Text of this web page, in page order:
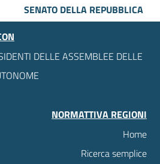
SENATO DELLA REPUBBLICA
DELLE ASSEMBLEE DELLE
NORMATTIVA REGIONI
Home
Ricerca semplice